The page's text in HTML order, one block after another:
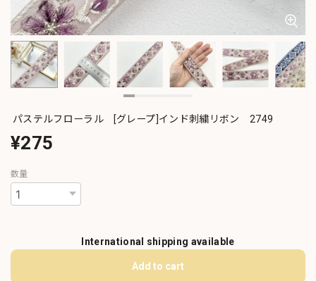
パステルフローラル [グレープ]インド刺繍リボン 2749
¥275
数量
International shipping available
Add to cart